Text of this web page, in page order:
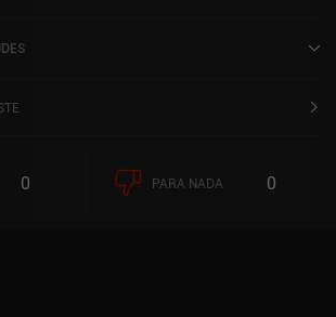
5,0 en la App Store de iOS.
0 PARA NADA 0